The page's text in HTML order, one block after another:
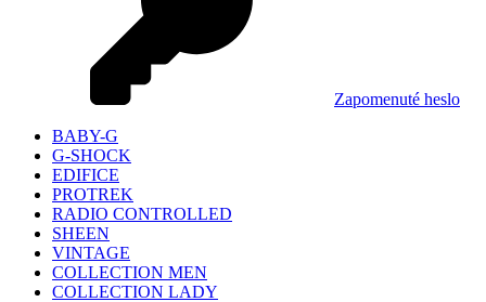
Zapomenuté heslo
BABY-G
G-SHOCK
EDIFICE
PROTREK
RADIO CONTROLLED
SHEEN
VINTAGE
COLLECTION MEN
COLLECTION LADY